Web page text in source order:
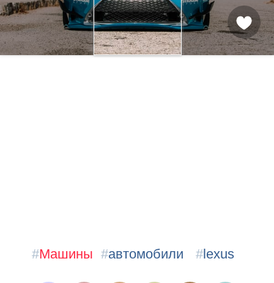
#Машины #автомобили #lexus